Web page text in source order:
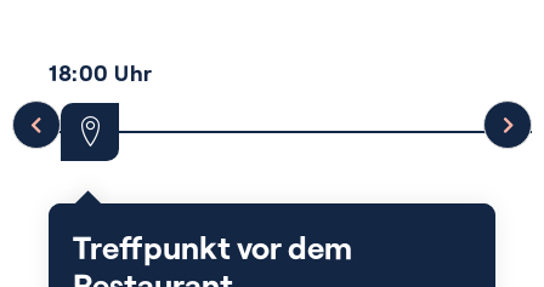
18:00 Uhr
Treffpunkt vor dem